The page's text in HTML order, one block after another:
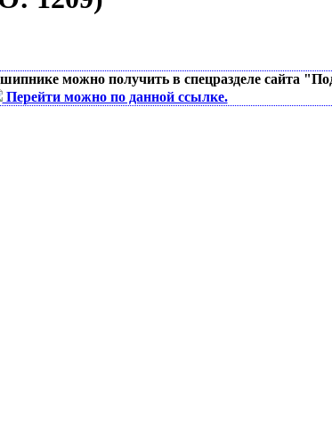
можно получить в спецразделе сайта
Перейти можно по данной ссылке.